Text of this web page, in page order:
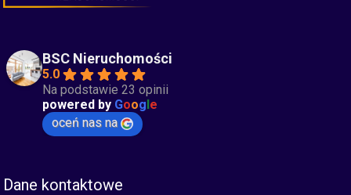
BSC Nieruchomości
5.0
Na podstawie 23 opinii
powered by Google
oceń nas na
Dane kontaktowe